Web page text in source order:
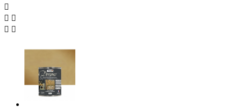

 
 